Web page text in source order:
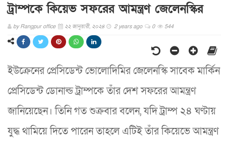
ট্রাম্পকে কিয়েভ সফরের আমন্ত্রণ জেলেনস্কির
byRangpur office ২২ জানুয়ারী, ২০২৪ 2 years ago 0 544
ইউক্রেনের প্রেসিডেন্ট ভোলোদিমির জেলেনস্কি সাবেক মার্কিন
প্রেসিডেন্ট ডোনাল্ড ট্রাম্পকে তাঁর দেশ সফরের আমন্ত্রণ
জানিয়েছেন। তিনি গত শুক্রবার বলেন, যদি ট্রাম্প ২৪ ঘণ্টায়
যুদ্ধ থামিয়ে দিতে পারেন তাহলে এটিই তাঁর কিয়েভে আমন্ত্রণ